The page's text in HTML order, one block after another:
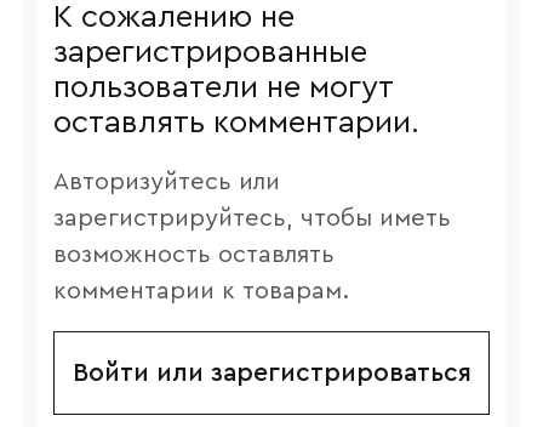
К сожалению не
зарегистрированные
пользователи не могут
оставлять комментарии.
Авторизуйтесь или
зарегистрируйтесь, чтобы иметь
возможность оставлять
комментарии к товарам.
Войти или зарегистрироваться